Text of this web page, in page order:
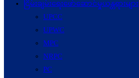
ငြိမ်းချမ်းရေးဖော်‌ဆောင်မှုယန္တရားများ
UPCC
UPWC
MPC
NRPC
PC